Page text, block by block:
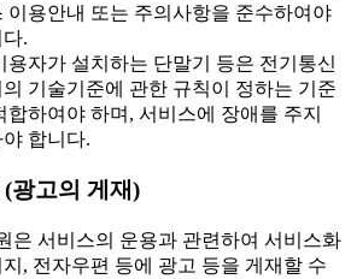
이용안내 또는 주의사항을 준수하여야
.
자가 설치하는 단말기 등은 전기통신
의 기술기준에 관한 규칙이 정하는 기준
합하여야 하며, 서비스에 장애를 주지
합니다.
광고의 게재)
은 서비스의 운용과 관련하여 서비스화
지, 전자우편 등에 광고 등을 게재할 수